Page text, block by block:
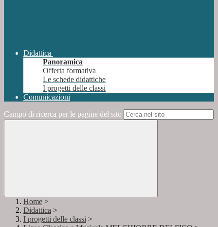
Didattica
Panoramica
Offerta formativa
Le schede didattiche
I progetti delle classi
Comunicazioni
Campo di ricerca per le pagine del sito
Home >
Didattica >
I progetti delle classi >